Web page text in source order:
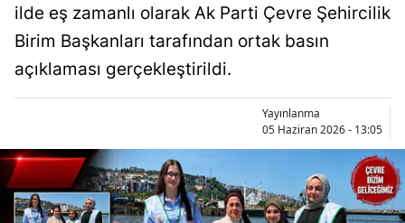
ilde eş zamanlı olarak Ak Parti Çevre Şehircilik
Birim Başkanları tarafından ortak basın
açıklaması gerçekleştirildi.
Yayınlanma
05 Haziran 2026 - 13:05